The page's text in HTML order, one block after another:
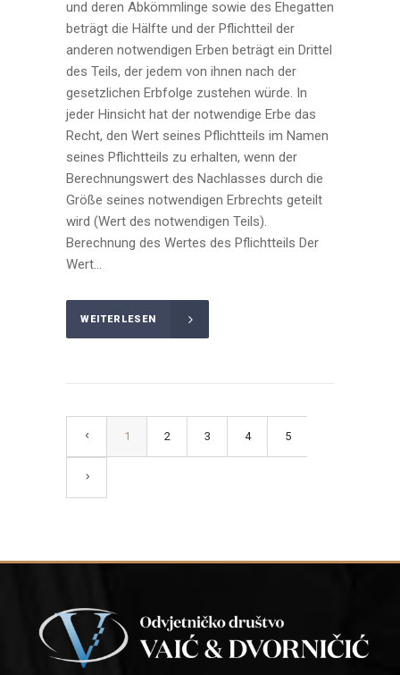
und deren Abkömmlinge sowie des Ehegatten
beträgt die Hälfte und der Pflichtteil der
anderen notwendigen Erben beträgt ein Drittel
des Teils, der jedem von ihnen nach der
gesetzlichen Erbfolge zustehen würde. In
jeder Hinsicht hat der notwendige Erbe das
Recht, den Wert seines Pflichtteils im Namen
seines Pflichtteils zu erhalten, wenn der
Berechnungswert des Nachlasses durch die
Größe seines notwendigen Erbrechts geteilt
wird (Wert des notwendigen Teils).
Berechnung des Wertes des Pflichtteils Der
Wert...
WEITERLESEN
1 2 3 4 5